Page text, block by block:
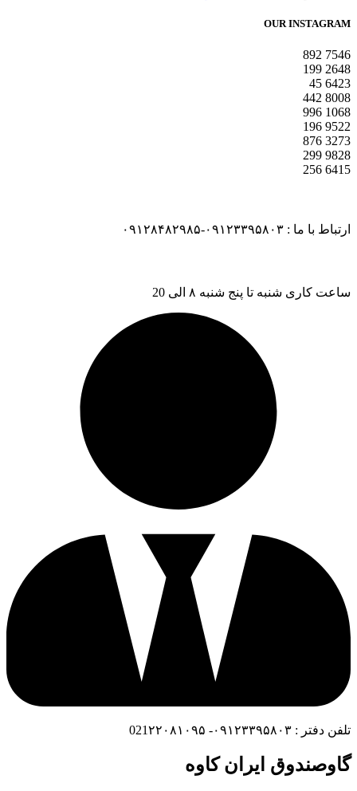
OUR INSTAGRAM
7546
892
2648
199
6423
45
8008
442
1068
996
9522
196
3273
876
9828
299
6415
256
ارتباط با ما : ۰۹۱۲۳۳۹۵۸۰۳-۰۹۱۲۸۴۸۲۹۸۵
ساعت کاری شنبه تا پنج شنبه ۸ الی 20
تلفن دفتر : ۰۹۱۲۳۳۹۵۸۰۳- 021۲۲۰۸۱۰۹۵
گاوصندوق ایران کاوه